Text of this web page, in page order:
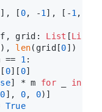
], [ 0, -1 ], [-1 ,
grid: List [List
len(grid[0])
== 1 :
0][ 0]
] * m for _ in
0], 0, 0)]
True